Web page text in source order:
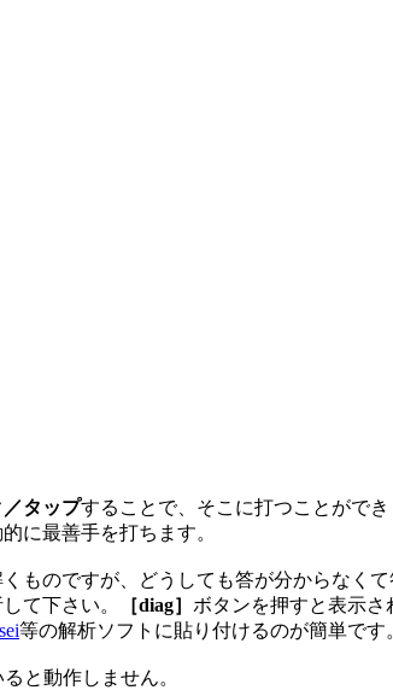
タップすることで、そこに打つことがで
に最善手を打ちます。
くものですが、どうしても答が分からなく
て下さい。
［diag］ ボタンを押すと表示さ
等の解析ソフトに貼り付けるのが簡単です
と動作しません。